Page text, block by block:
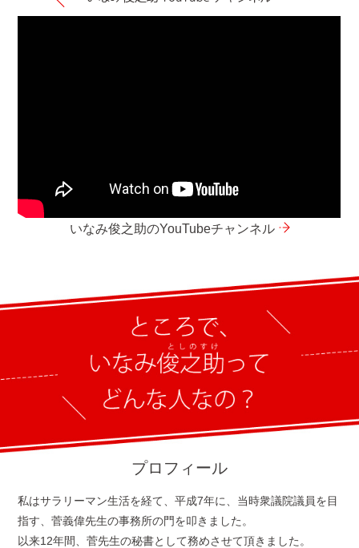
いなみ俊之助のYouTubeチャンネル
プロフィール
私はサラリーマン生活を経て、平成7年に、当時衆議院議員を目
指す、菅義偉先生の事務所の門を叩きました。
以来12年間、菅先生の秘書として務めさせて頂きました。